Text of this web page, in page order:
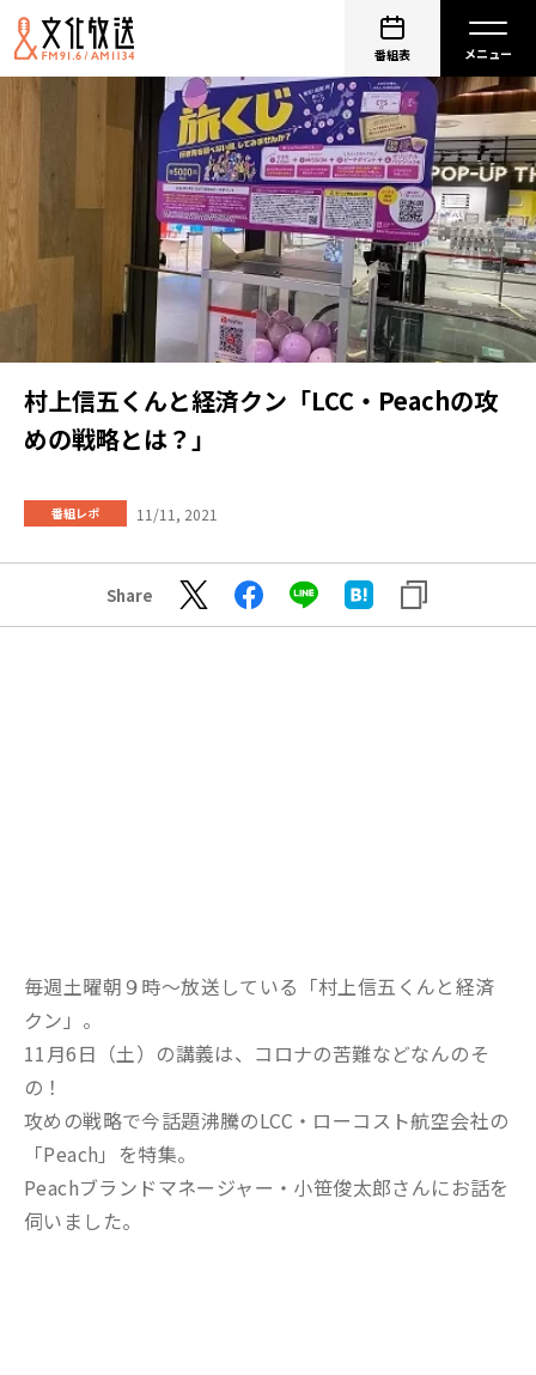
番組表
村上信五くんと経済クン「LCC・Peachの攻
めの戦略とは？」
番組レポ 11/11, 2021
Share
毎週土曜朝９時～放送している「村上信五くんと経済
クン」。
11月6日（土）の講義は、コロナの苦難などなんのそ
の！
攻めの戦略で今話題沸騰のLCC・ローコスト航空会社の
「Peach」を特集。
Peachブランドマネージャー・小笹俊太郎さんにお話を
伺いました。